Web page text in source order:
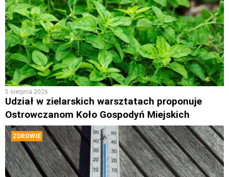
5 sierpnia 2026
Udział w zielarskich warsztatach proponuje
Ostrowczanom Koło Gospodyń Miejskich
ZDROWIE